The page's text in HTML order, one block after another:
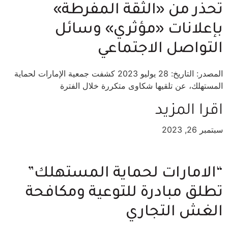
تحذر من «الثقة المفرطة»
بإعلانات «مؤثري» وسائل
التواصل الاجتماعي
المصدر: التاريخ: 28 يوليو 2023 كشفت جمعية الإمارات لحماية
المستهلك، عن تلقيها شكاوى متكررة خلال الفترة
اقرا المزيد
سبتمبر 26, 2023
“الامارات لحماية المستهلك”
تطلق مبادرة للتوعية ومكافحة
الغش التجاري